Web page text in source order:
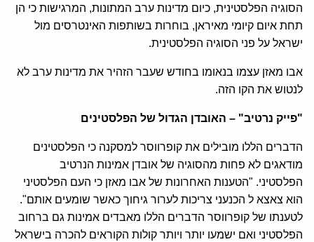
הסוגיה הפלסטינית, כיום מדינות ערב המתונות, המרגישות כי הן
תחת איום קיומי מאיראן, בוחרות בשותפות האינטרסים מול
ישראל על פני הסוגיה הפלסטינית.
אבו מאזן עצמו בנאומו בחודש שעבר הזהיר את מדינות ערב לא
לנטוש את הקו הזה.
"פייק נרטיב" – האובדן הגדול של הפלסטינים
הדברים הללו מובילים את קופרווסר למסקנה כי הפלסטינים
מודאגים לא פחות מהסוגיה של אובדן אמינות הנרטיב
הפלסטיני. "הטענות האחרונות של אבו מאזן כי העם הפלסטיני
הוא צאצא ל הכנעני צריכות לערור גיחוך כאשר שומעים אותם".
לטענתו של קופרווסר הדברים הללו מאבדים אמינות גם ברחוב
הפלסטיני ואם ישמעו יותר ויותר קולות הקוראים להכרה בישראל